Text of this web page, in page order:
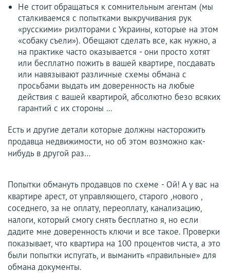
Не стоит обращаться к сомнительным агентам (мы
сталкиваемся с попытками выкручивания рук
«русскими» риэлторами с Украины, которые на этом
«собаку съели»). Обещают сделать все, как нужно, а
на практике часто оказывается - они просто хотят
или бесплатно пожить в вашей квартире, посдавать
или навязывают различные схемы обмана с
просьбами выдать им доверенность на любые
действия с вашей квартирой, абсолютно безо всяких
гарантий с их стороны ...
Есть и другие детали которые должны насторожить
продавца недвижимости, но об этом возможно как-
нибудь в другой раз…
Попытки обмануть продавцов по схеме - Ой! А у вас на
квартире арест, от управляющего, старого ,нового ,
соседнего, за не оплату, переоплату, канализацию,
налоги, который смогу снять бесплатно я, но если
дадите мне доверенность ключи и все такое. Проверки
показывает, что квартира на 100 процентов чиста, а это
были попытки испугать, и выманить «правильные» для
обмана документы.